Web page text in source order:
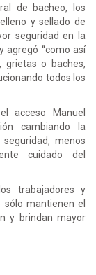
de bacheo, los
y sellado de
seguridad en la
agregó “como así
grietas o baches,
todos los
acceso Manuel
cambiando la
menos
cuidado del
trabajadores y
mantienen el
y brindan mayor